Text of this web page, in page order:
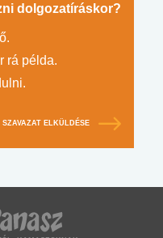
dolgozatíráskor?
rá példa.
SZAVAZAT ELKÜLDÉSE